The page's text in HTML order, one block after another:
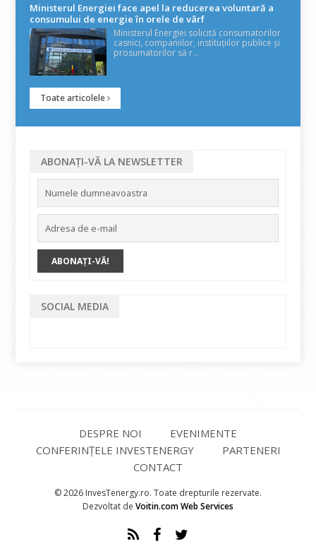
Ministerul Energiei face apel la reducerea voluntară a
consumului de energie în orele de vârf
Ministerul Energiei solicită consumatorilor
casnici, companiilor, instituțiilor publice și
prosumatorilor să r...
Toate articolele
ABONAȚI-VĂ LA NEWSLETTER
SOCIAL MEDIA
DESPRE NOI
EVENIMENTE
CONFERINȚELE INVESTENERGY
PARTENERI
CONTACT
© 2026 InvesTenergy.ro. Toate drepturile rezervate.
Dezvoltat de Voitin.com Web Services